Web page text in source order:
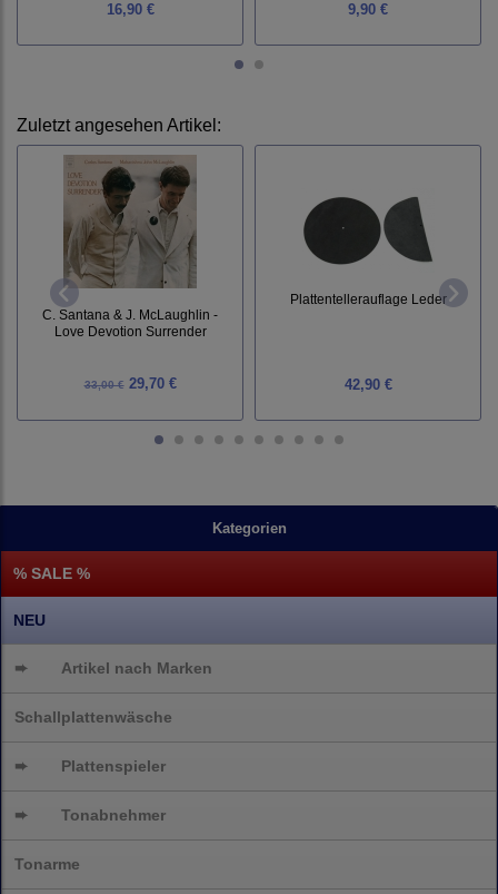
Kategorien
% SALE %
NEU
➨ Artikel nach Marken
Schallplattenwäsche
➨ Plattenspieler
➨ Tonabnehmer
Tonarme
16,90 € 9,90 €
Zuletzt angesehen Artikel:
C. Santana & J. McLaughlin -
Love Devotion Surrender
33,00 €29,70 €
Plattentellerauflage Leder
42,90 €